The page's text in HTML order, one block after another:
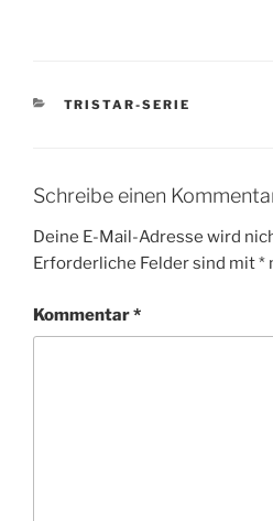
KATEGORIEN
TRISTAR-SERIE
Schreibe einen
Deine E-Mail-Adresse wird
Erforderliche Felder sind mit*
Kommentar*